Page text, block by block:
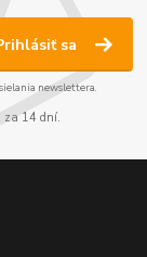
sa
newslettera.
za 14 dní.